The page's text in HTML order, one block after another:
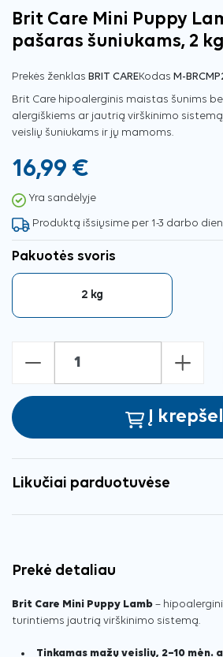
Brit Care Mini Puppy
pašaras šuniukams, 2 kg
Prekės ženklas BRIT CAREKodas M-
Brit Care hipoalerginis maistas šunims
alergiškiems ar jautrią virškinimo
veislių šuniukams ir jų mamoms.
16,99 €
Yra sandėlyje
Produktą išsiųsime per 1-3 darbo
Pakuotės svoris
2 kg
- +
Į
Likučiai parduotuvėse
Prekė detaliau
Brit Care Mini Puppy Lamb –
turintiems jautrią virškinimo sistemą.
Tinkamas mažų veislių, 2–10 mėn.